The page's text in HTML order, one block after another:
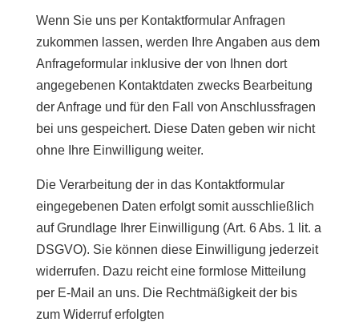
Wenn Sie uns per Kontaktformular Anfragen
zukommen lassen, werden Ihre Angaben aus dem
Anfrageformular inklusive der von Ihnen dort
angegebenen Kontaktdaten zwecks Bearbeitung
der Anfrage und für den Fall von Anschlussfragen
bei uns gespeichert. Diese Daten geben wir nicht
ohne Ihre Einwilligung weiter.
Die Verarbeitung der in das Kontaktformular
eingegebenen Daten erfolgt somit ausschließlich
auf Grundlage Ihrer Einwilligung (Art. 6 Abs. 1 lit. a
DSGVO). Sie können diese Einwilligung jederzeit
widerrufen. Dazu reicht eine formlose Mitteilung
per E-Mail an uns. Die Rechtmäßigkeit der bis
zum Widerruf erfolgten